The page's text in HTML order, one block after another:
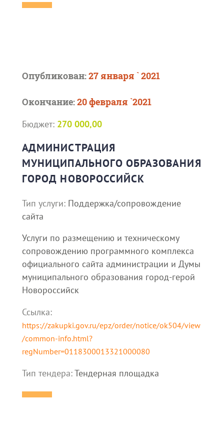
Опубликован:27 января ` 2021
Окончание:20 февраля `2021
Бюджет: 270 000,00
АДМИНИСТРАЦИЯ
МУНИЦИПАЛЬНОГО ОБРАЗОВАНИЯ
ГОРОД НОВОРОССИЙСК
Тип услуги: Поддержка/сопровождение
сайта
Услуги по размещению и техническому
сопровождению программного комплекса
официального сайта администрации и Думы
муниципального образования город-герой
Новороссийск
Ссылка:
https://zakupki.gov.ru/epz/order/notice/ok504/view
/common-info.html?
regNumber=0118300013321000080
Тип тендера:Тендерная площадка